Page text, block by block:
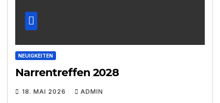
NEUIGKEITEN
Narrentreffen 2028
18. MAI 2026 ADMIN